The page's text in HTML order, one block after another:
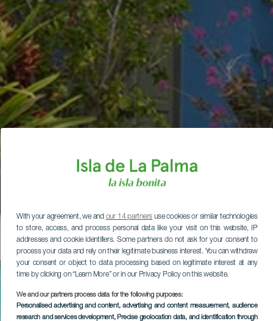
With your agreement, we and our 14 partners use cookies or similar technologies
to store, access, and process personal data like your visit on this website, IP
addresses and cookie identifiers. Some partners do not ask for your consent to
process your data and rely on their legitimate business interest. You can withdraw
your consent or object to data processing based on legitimate interest at any
time by clicking on “Learn More” or in our Privacy Policy on this website.
We and our partners process data for the following purposes:
Personalised advertising and content, advertising and content measurement, audience
research and services development, Precise geolocation data, and identification through